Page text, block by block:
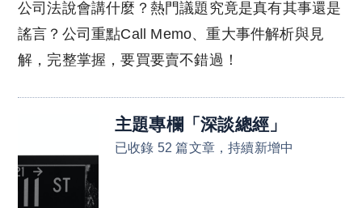
公司法說會講什麼？熱門議題究竟是真有其事還是
謠言？公司重點Call Memo、重大事件解析與見
解，完整掌握，要買要賣不錯過！
主題專欄 「深談總經 」
已收錄 52 篇文章，持續新增中